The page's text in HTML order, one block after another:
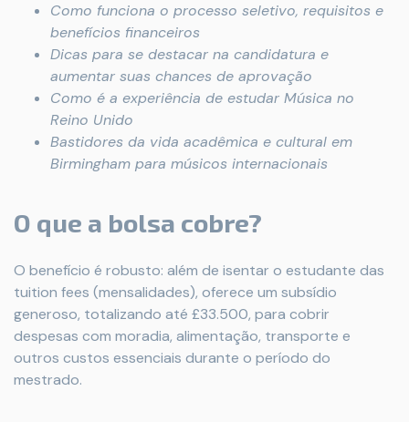
Como funciona o processo seletivo, requisitos e
benefícios financeiros
Dicas para se destacar na candidatura e
aumentar suas chances de aprovação
Como é a experiência de estudar Música no
Reino Unido
Bastidores da vida acadêmica e cultural em
Birmingham para músicos internacionais
O que a bolsa cobre?
O benefício é robusto: além de isentar o estudante das
tuition fees (mensalidades), oferece um subsídio
generoso, totalizando até £33.500, para cobrir
despesas com moradia, alimentação, transporte e
outros custos essenciais durante o período do
mestrado.